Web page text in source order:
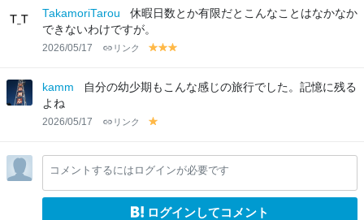
lololo lo
TakamoriTarou
休暇日数とか有限だとこんなことはなかなか
できないわけですが。
2026/05/17 リンク
y
lo
y
lolo
kamm
自分の幼少期もこんな感じの旅行でした。記憶に残る
よね
2026/05/17 リンク
lo
w
コメントするにはログインが必要です
ログインしてコメント